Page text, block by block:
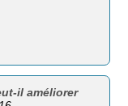
il améliorer